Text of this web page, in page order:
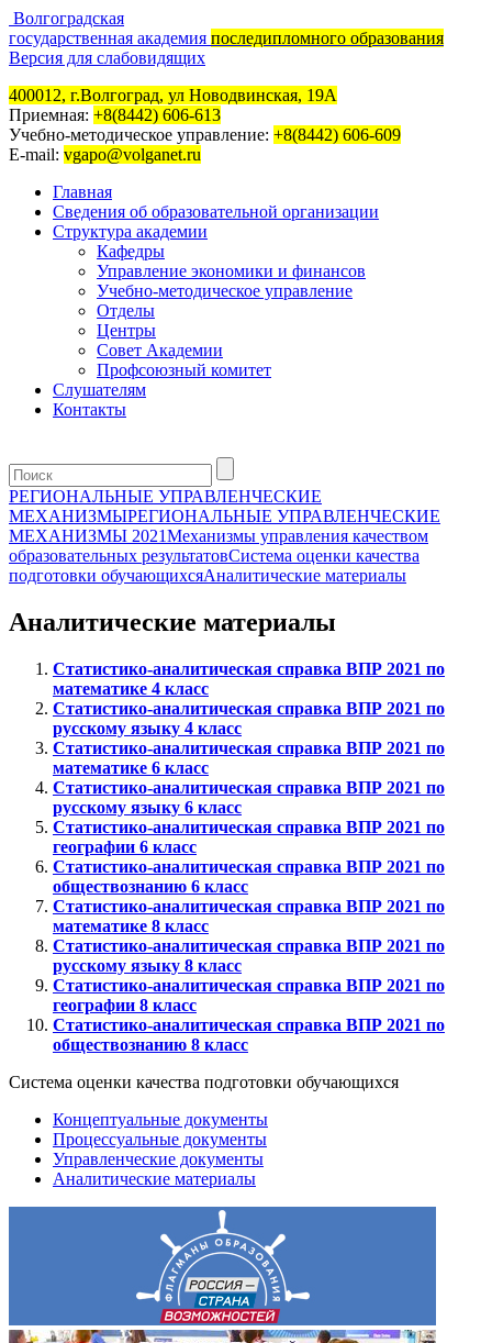
Волгоградская
государственная академия последипломного образования
Версия для слабовидящих
400012, г.Волгоград, ул Новодвинская, 19А
Приемная: +8(8442) 606-613
Учебно-методическое управление: +8(8442) 606-609
E-mail: vgapo@volganet.ru
Главная
Сведения об образовательной организации
Структура академии
Кафедры
Управление экономики и финансов
Учебно-методическое управление
Отделы
Центры
Совет Академии
Профсоюзный комитет
Слушателям
Контакты
РЕГИОНАЛЬНЫЕ УПРАВЛЕНЧЕСКИЕ
МЕХАНИЗМЫРЕГИОНАЛЬНЫЕ УПРАВЛЕНЧЕСКИЕ
МЕХАНИЗМЫ 2021Механизмы управления качеством
образовательных результатовСистема оценки качества
подготовки обучающихсяАналитические материалы
Аналитические материалы
Статистико-аналитическая справка ВПР 2021 по
математике 4 класс
Статистико-аналитическая справка ВПР 2021 по
русскому языку 4 класс
Статистико-аналитическая справка ВПР 2021 по
математике 6 класс
Статистико-аналитическая справка ВПР 2021 по
русскому языку 6 класс
Статистико-аналитическая справка ВПР 2021 по
географии 6 класс
Статистико-аналитическая справка ВПР 2021 по
обществознанию 6 класс
Статистико-аналитическая справка ВПР 2021 по
математике 8 класс
Статистико-аналитическая справка ВПР 2021 по
русскому языку 8 класс
Статистико-аналитическая справка ВПР 2021 по
географии 8 класс
Статистико-аналитическая справка ВПР 2021 по
обществознанию 8 класс
Система оценки качества подготовки обучающихся
Концептуальные документы
Процессуальные документы
Управленческие документы
Аналитические материалы